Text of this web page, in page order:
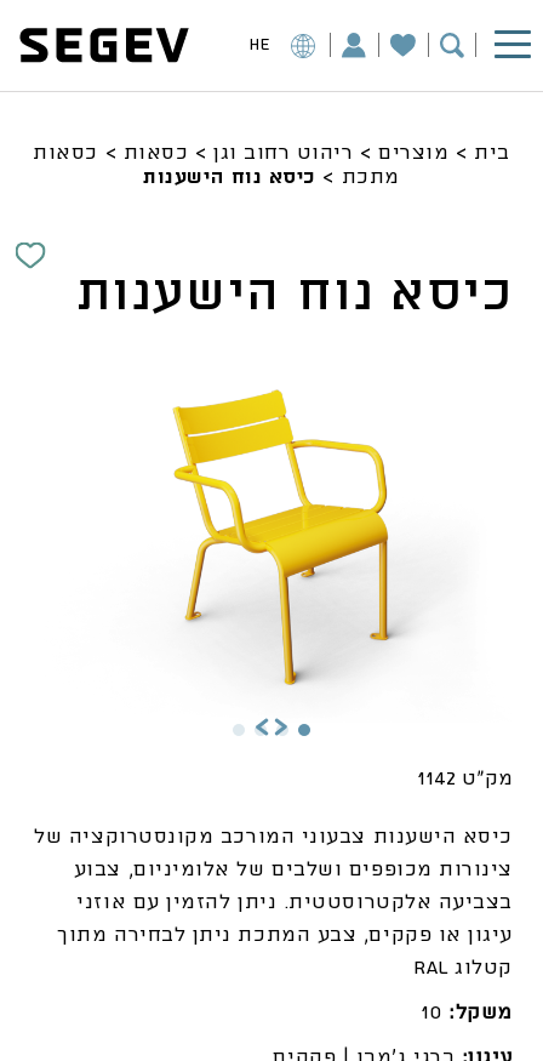
HE
בית > מוצרים> ריהוט רחוב וגן > כסאות > כסאות
מתכת > כיסא נוח הישענות
מק"ט 1142
כיסא הישענות צבעוני המורכב מקונסטרוקציה של
צינורות מכופפים ושלבים של אלומיניום, צבוע
בצביעה אלקטרוסטטית. ניתן להזמין עם אוזני
עיגון או פקקים, צבע המתכת ניתן לבחירה מתוך
קטלוג RAL
משקל: 10
כיסא נוח הישענות